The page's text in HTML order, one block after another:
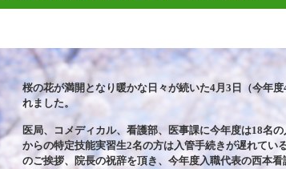
桜の花が満開となり暖かな日々が続いた4月 3 日（今年度
れました。
医局、コメディカル、看護部、医事課に今年度は18名の
からの特定技能実習生2名の方は入管手続きが遅れてい
のご挨拶、院長の祝辞を頂き、今年度入職代表の西本